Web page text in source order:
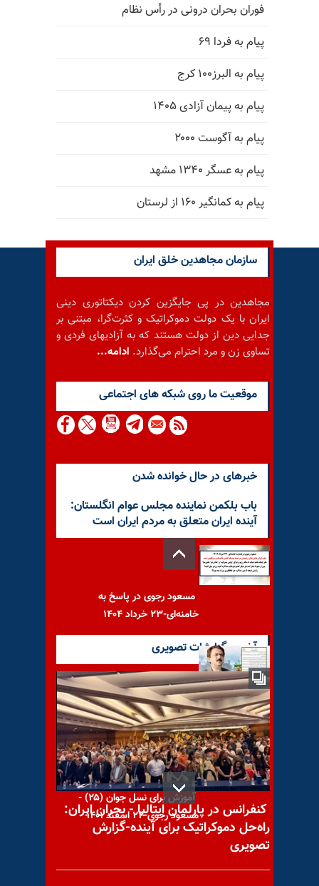
فوران بحران درونی در رأس نظام
پیام به فردا ۶۹
پیام به البرز۱۰۰ کرج
پیام به پیمان آزادی ۱۴۰۵
پیام به آگوست ۲۰۰۰
پیام به عسگر ۱۳۴۰ مشهد
پیام به کمانگیر ۱۶۰ از لرستان
سازمان مجاهدین خلق ایران
مجاهدین در پی جایگزین کردن دیکتاتوری دینی
ایران با یک دولت دموکراتیک و کثرت‌گرا، مبتنی بر
جدایی دین از دولت هستند که به آزادیهای فردی و
تساوی زن و مرد احترام می‌گذارد. ادامه...
موقعيت ما روى شبكه هاى اجتماعى
خبرهای در حال خوانده شدن
باب بلکمن نماینده مجلس عوام انگلستان:
آینده ایران متعلق به مردم ایران است
مسعود رجوی در پاسخ به
خامنه‌ای-۲۳ خرداد ۱۴۰۴
مسعود رجوی - ۲۰خرداد ۱۴۰۱ -
دربارهٔ اتحاد و همبستگی
آموزش برای نسل جوان (۲۵) -
مسعود رجوی-۲۲ اسفند ۱۴۰۱
آخرین گزارشات تصویری
کنفرانس در پارلمان ایتالیا - بحران ایران:
راه‌حل دموکراتیک برای آینده-گزارش
تصویری